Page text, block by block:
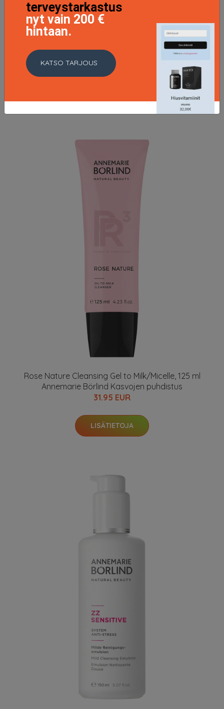
Aquanature Revitalizing Rehydration Serum, 50 ml
Annemarie Börlind Seerumit & öljyt
23.97 EUR
Rose Nature Cleansing Gel to Milk/Micelle, 125 ml
Annemarie Börlind Kasvojen puhdistus
31.95 EUR
LISÄTIETOJA
terveystarkastus
nyt vain 200 €
hintaan.
KATSO TARJOUS